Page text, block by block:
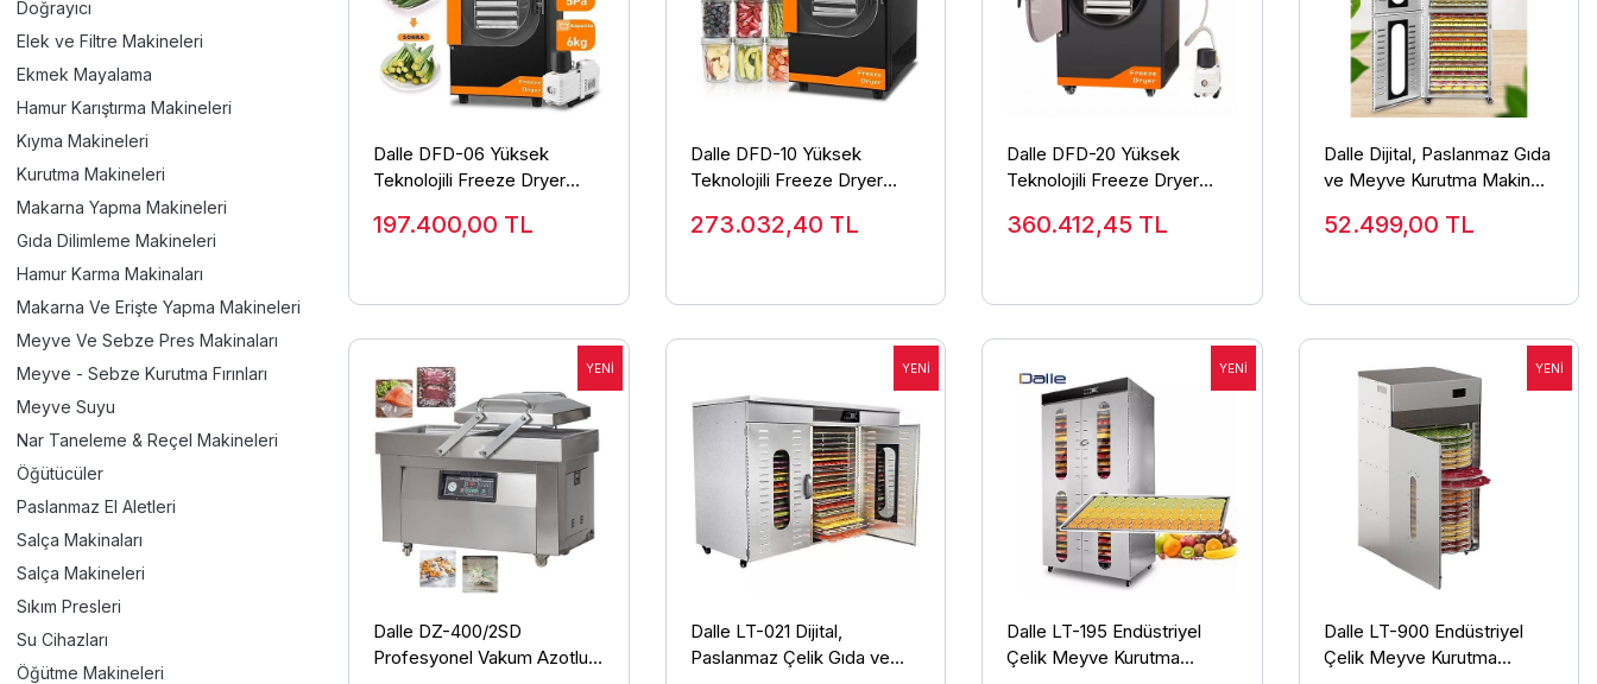
Doğrayıcı
Elek ve Filtre Makineleri
Ekmek Mayalama
Hamur Karıştırma Makineleri
Kıyma Makineleri
Kurutma Makineleri
Makarna Yapma Makineleri
Gıda Dilimleme Makineleri
Hamur Karma Makinaları
Makarna Ve Erişte Yapma Makineleri
Meyve Ve Sebze Pres Makinaları
Meyve - Sebze Kurutma Fırınları
Meyve Suyu
Nar Taneleme & Reçel Makineleri
Öğütücüler
Paslanmaz El Aletleri
Salça Makinaları
Salça Makineleri
Sıkım Presleri
Su Cihazları
Öğütme Makineleri
Dalle DFD-06 Yüksek
Teknolojili Freeze Dryer
197.400,00 TL
Dalle DFD-10 Yüksek
Teknolojili Freeze Dryer
Liyofilizatör
273.032,40 TL
Dalle DFD-20 Yüksek
Teknolojili Freeze Dryer
Liyofilizatör
360.412,45 TL
Dalle Dijital, Paslanmaz Gıda
ve Meyve Kurutma Makinesi
52.499,00 TL
Dalle DZ-400/2SD
Profesyonel Vakum Azotlu
Dalle LT-021 Dijital,
Paslanmaz Çelik Gıda ve
Dalle LT-195 Endüstriyel
Çelik Meyve Kurutma
Dalle LT-900 Endüstriyel
Çelik Meyve Kurutma